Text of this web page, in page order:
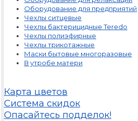
Оборудование для предприятий
Чехлы ситцевые
Чехлы бактерицидные Teredo
Чехлы полиэфирные
Чехлы трикотажные
Маски бытовые многоразовые
В утробе матери
Карта цветов
Система скидок
Опасайтесь подделок!